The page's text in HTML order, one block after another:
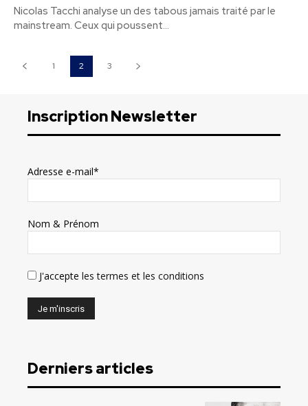
Nicolas Tacchi analyse un des tabous jamais traité par le
mainstream. Ceux qui poussent...
1 2 3
Inscription Newsletter
Adresse e-mail*
Nom & Prénom
J'accepte les termes et les conditions
Derniers articles